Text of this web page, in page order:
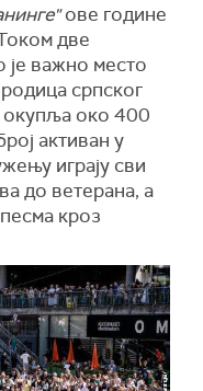
ове године
две
је важно место
српског
окупља око 400
активан у
играју сви
до ветерана, а
кроз